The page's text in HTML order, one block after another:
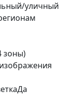
уличный
зоны)